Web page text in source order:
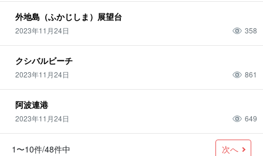
外地島（ふかじしま）展望台
2023年11月24日 358
クシバルビーチ
2023年11月24日 861
阿波連港
2023年11月24日 649
1〜10件/48件中 次へ